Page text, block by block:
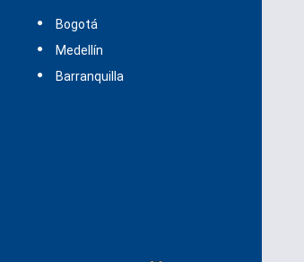
Bogotá
Medellín
Barranquilla